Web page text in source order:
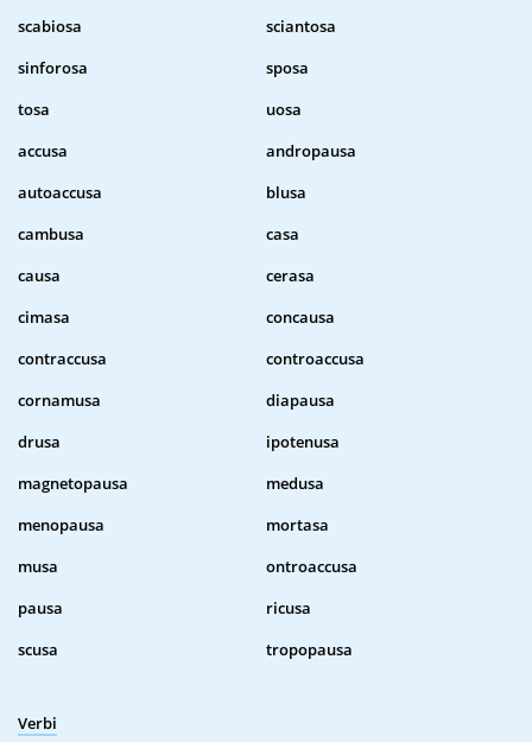
scabiosa
sciantosa
sinforosa
sposa
tosa
uosa
accusa
andropausa
autoaccusa
blusa
cambusa
casa
causa
cerasa
cimasa
concausa
contraccusa
controaccusa
cornamusa
diapausa
drusa
ipotenusa
magnetopausa
medusa
menopausa
mortasa
musa
ontroaccusa
pausa
ricusa
scusa
tropopausa
Verbi